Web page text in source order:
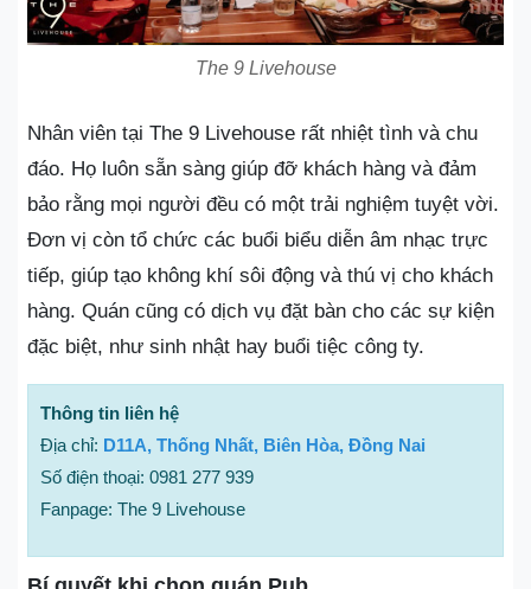
The 9 Livehouse
Nhân viên tại The 9 Livehouse rất nhiệt tình và chu
đáo. Họ luôn sẵn sàng giúp đỡ khách hàng và đảm
bảo rằng mọi người đều có một trải nghiệm tuyệt vời.
Đơn vị còn tổ chức các buổi biểu diễn âm nhạc trực
tiếp, giúp tạo không khí sôi động và thú vị cho khách
hàng. Quán cũng có dịch vụ đặt bàn cho các sự kiện
đặc biệt, như sinh nhật hay buổi tiệc công ty.
Thông tin liên hệ
Địa chỉ: D11A, Thống Nhất, Biên Hòa, Đồng Nai
Số điện thoại: 0981 277 939
Fanpage: The 9 Livehouse